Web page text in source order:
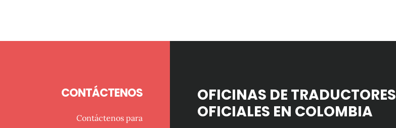
CONTÁCTENOS
Contáctenos para
OFICINAS DE TRADUCTORES
OFICIALES EN COLOMBIA